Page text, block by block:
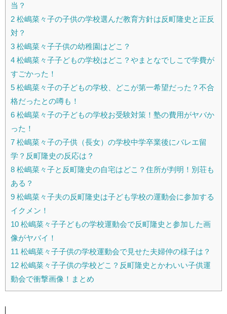
当？
2 松嶋菜々子の子供の学校選んだ教育方針は反町隆史と正反
対？
3 松嶋菜々子子供の幼稚園はどこ？
4 松嶋菜々子子どもの学校はどこ？やまとなでしこで学費が
すごかった！
5 松嶋菜々子の子どもの学校、どこが第一希望だった？不合
格だったとの噂も！
6 松嶋菜々子の子どもの学校お受験対策！塾の費用がヤバか
った！
7 松嶋菜々子の子供（長女）の学校中学卒業後にバレエ留
学？反町隆史の反応は？
8 松嶋菜々子と反町隆史の自宅はどこ？住所が判明！別荘も
ある？
9 松嶋菜々子夫の反町隆史は子ども学校の運動会に参加する
イクメン！
10 松嶋菜々子子どもの学校運動会で反町隆史と参加した画
像がヤバイ！
11 松嶋菜々子子供の学校運動会で見せた夫婦仲の様子は？
12 松嶋菜々子子供の学校どこ？反町隆史とかわいい子供運
動会で衝撃画像！まとめ